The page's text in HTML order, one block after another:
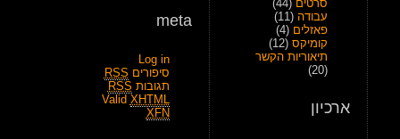
סרטים (44)
עבודה (11)
פאזלים (4)
קומיקס (12)
תיאוריות הקשר
(20)
ארכיון
meta
Log in
סיפורים RSS
תגובות RSS
Valid XHTML
XFN